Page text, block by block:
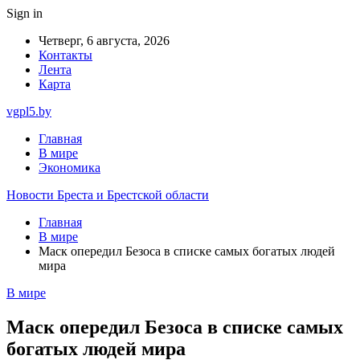
Sign in
Четверг, 6 августа, 2026
Контакты
Лента
Карта
vgpl5.by
Главная
В мире
Экономика
Новости Бреста и Брестской области
Главная
В мире
Маск опередил Безоса в списке самых богатых людей
мира
В мире
Маск опередил Безоса в списке самых
богатых людей мира